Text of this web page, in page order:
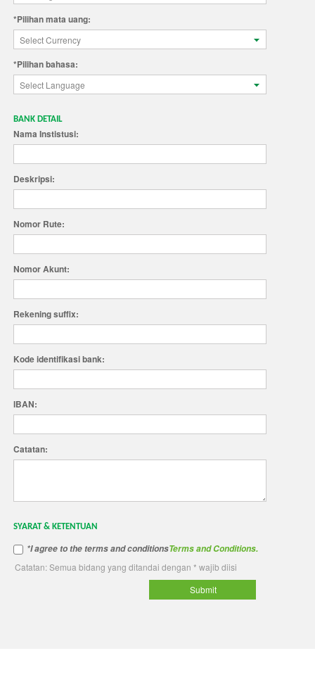
*Pilihan mata uang:
Select Currency
*Pilihan bahasa:
Select Language
BANK DETAIL
Nama Instistusi:
Deskripsi:
Nomor Rute:
Nomor Akunt:
Rekening suffix:
Kode identifikasi bank:
IBAN:
Catatan:
SYARAT & KETENTUAN
*I agree to the terms and conditionsTerms and Conditions.
Catatan: Semua bidang yang ditandai dengan * wajib diisi